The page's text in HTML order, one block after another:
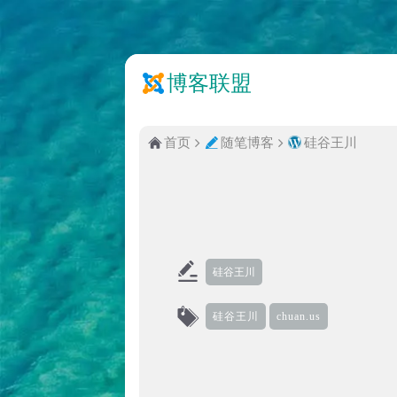
博客联盟
首页 随笔博客 硅谷王川
硅谷王川
硅谷王川 chuan.us